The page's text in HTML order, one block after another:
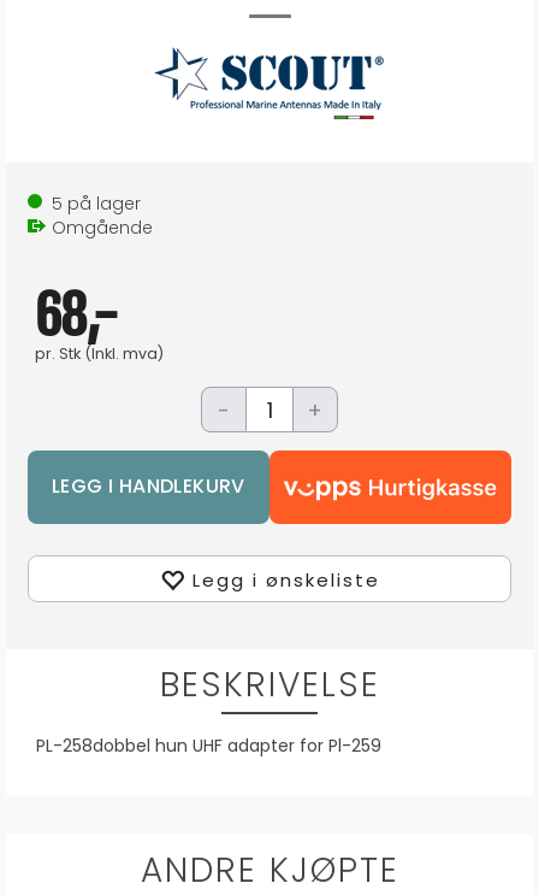
5 på lager
Omgående
68,-
pr. Stk (Inkl. mva)
- +
Legg i ønskeliste
BESKRIVELSE
PL-258dobbel hun UHF adapter for Pl-259
ANDRE KJØPTE